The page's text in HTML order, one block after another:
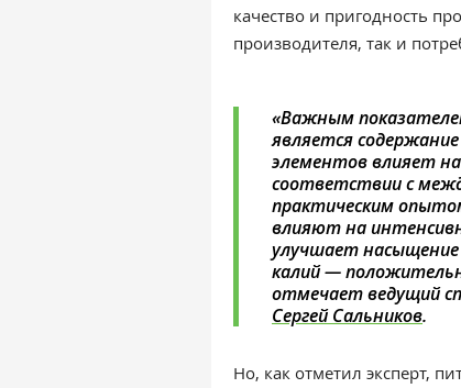
качество и пригодность
производителя, так и
«Важным
является
элементов влияет
соответствии с
практическим
влияют на
улучшает
калий —
отмечает ведущий
Сергей Сальников.
Но, как отметил эксперт,